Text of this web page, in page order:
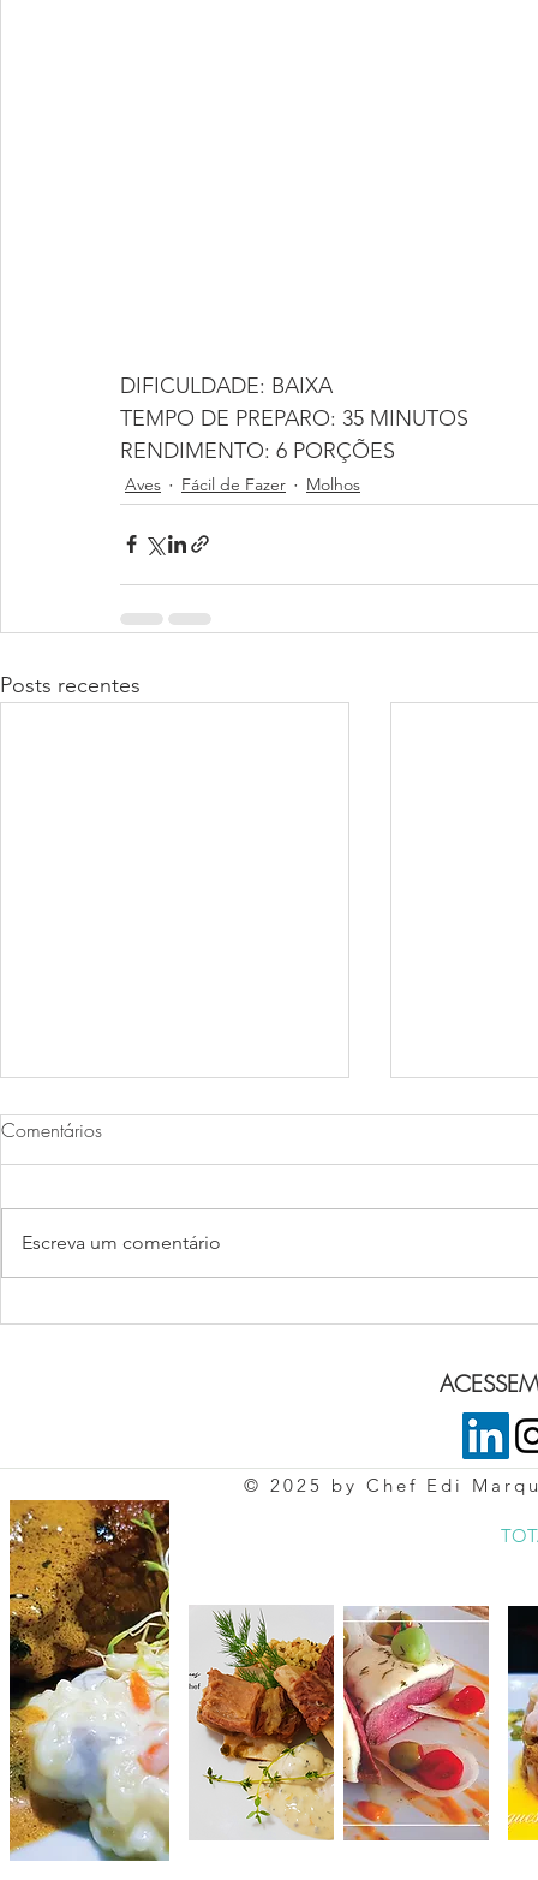
DIFICULDADE: BAIXA
TEMPO DE PREPARO: 35 MINUTOS
RENDIMENTO: 6 PORÇÕES
Aves Fácil de Fazer Molhos
Posts recentes
O MOLHO BORDELAISE
Comentários
Escreva um comentário
© 2025 by Chef Edi